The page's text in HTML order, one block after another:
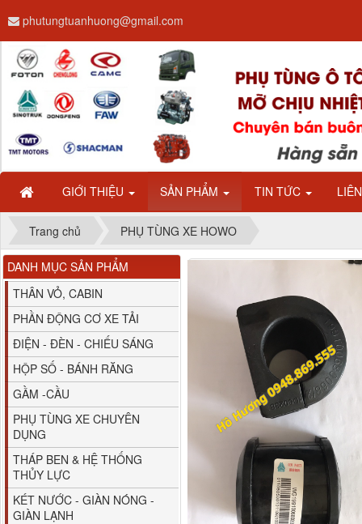
GIỚI THIỆU SẢN PHẨM TIN TỨC
phutungtuanhuong@gmail.com
Trang chủ PHỤ TÙNG XE HOWO
DANH MỤC SẢN PHẨM
THÂN VỎ, CABIN
PHẦN ĐỘNG CƠ XE TẢI
ĐIỆN - ĐÈN - CHIẾU SÁNG
HỘP SỐ - BÁNH RĂNG
GẦM -CẦU
PHỤ TÙNG XE CHUYÊN
DỤNG
THÁP BEN & HỆ THỐNG
THỦY LỰC
KÉT NƯỚC - GIÀN NÓNG -
GIÀN LẠNH
Dây ga CAMC H08 dài
2.68m
Bình nước phụ
Chenglong hải âu...
80YHCB-60 Bơm xăng
dầu 60m3/h...